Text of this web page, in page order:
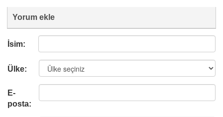
Yorum ekle
İsim:
Ülke:
E-
posta: